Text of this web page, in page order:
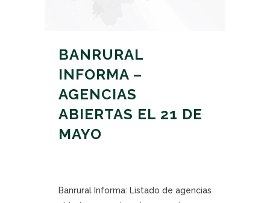
BANRURAL
INFORMA –
AGENCIAS
ABIERTAS EL 21 DE
MAYO
Banrural Informa: Listado de agencias